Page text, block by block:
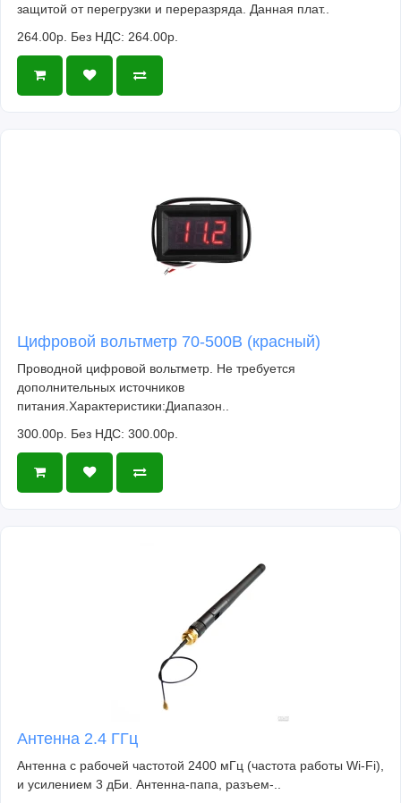
защитой от перегрузки и переразряда. Данная плат..
264.00р. Без НДС: 264.00р.
Цифровой вольтметр 70-500В (красный)
Проводной цифровой вольтметр. Не требуется
дополнительных источников
питания.Характеристики:Диапазон..
300.00р. Без НДС: 300.00р.
Антенна 2.4 ГГц
Антенна с рабочей частотой 2400 мГц (частота работы Wi-Fi),
и усилением 3 дБи. Антенна-папа, разъем-..